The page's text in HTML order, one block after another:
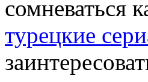
сомневаться
турецкие